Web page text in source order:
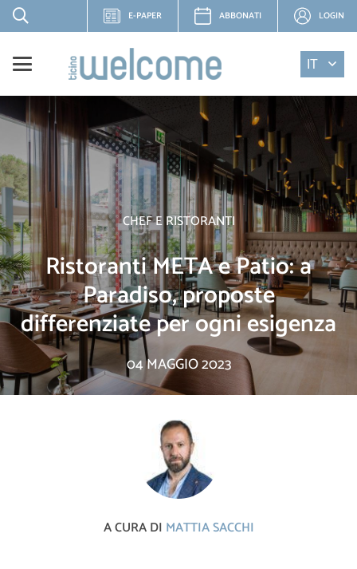
E-PAPER ABBONATI LOGIN
IT
CHEF E RISTORANTI
Ristoranti META e Patio: a
Paradiso, proposte
differenziate per ogni esigenza
04 MAGGIO 2023
A CURA DI MATTIA SACCHI